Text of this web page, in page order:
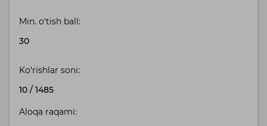
Min. o‘tish ball:
30
Ko‘rishlar soni:
10 / 1485
Aloqa raqami: